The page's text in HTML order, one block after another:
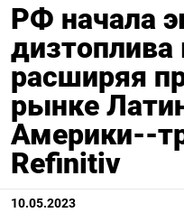
РФ начала
дизтоплива
расширяя
рынке
Америки--
Refinitiv
10.05.2023